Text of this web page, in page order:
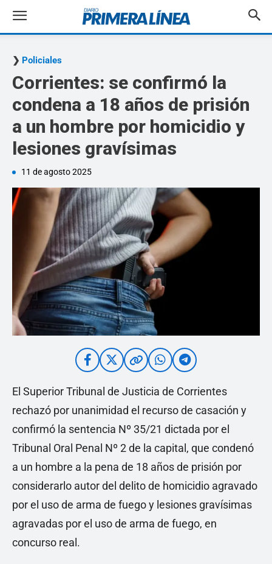
Policiales
Corrientes: se confirmó la
condena a 18 años de prisión
a un hombre por homicidio y
lesiones gravísimas
11 de agosto 2025
El Superior Tribunal de Justicia de Corrientes
rechazó por unanimidad el recurso de casación y
confirmó la sentencia Nº 35/21 dictada por el
Tribunal Oral Penal Nº 2 de la capital, que condenó
a un hombre a la pena de 18 años de prisión por
considerarlo autor del delito de homicidio agravado
por el uso de arma de fuego y lesiones gravísimas
agravadas por el uso de arma de fuego, en
concurso real.